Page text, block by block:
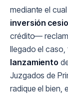
mediante el
inversión
crédito—
llegado el caso,
lanzamiento
Juzgados de
radique el bien,